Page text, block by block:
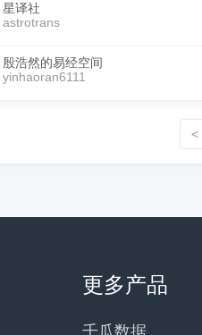
星译社
astrotrans
殷浩然的易经空间
yinhaoran6111
<
更多产品
千瓜数据